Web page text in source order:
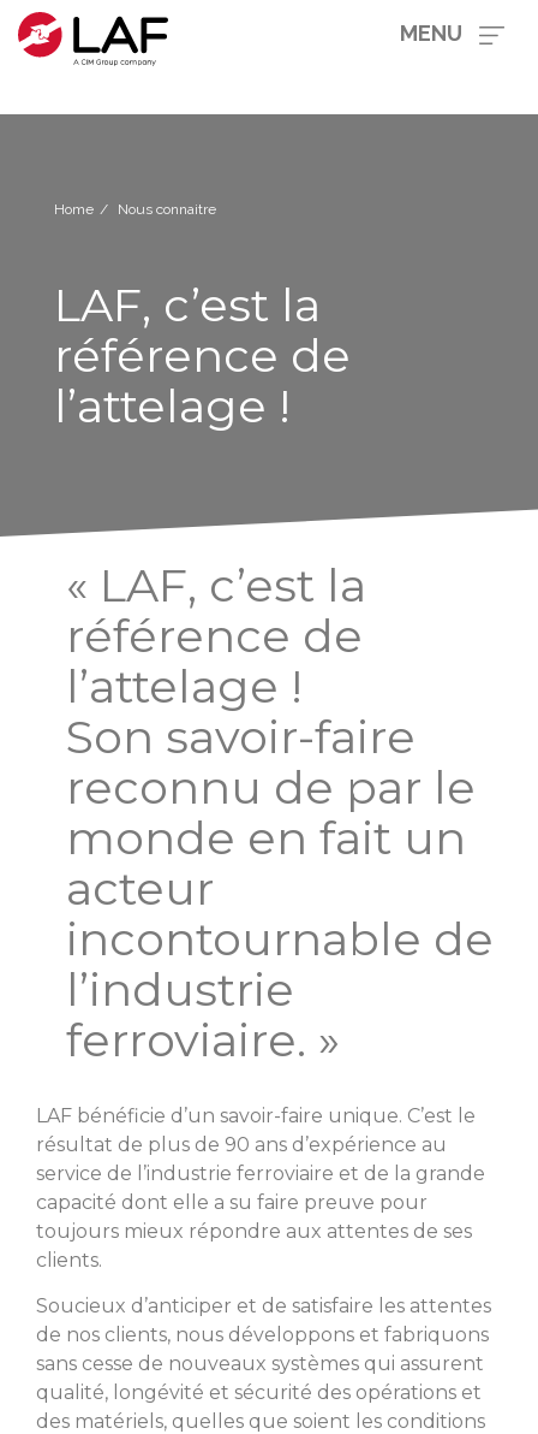
MENU
Home Nous connaitre
LAF, c’est la
référence de
l’attelage !
« LAF, c’est la
référence de
l’attelage !
Son savoir-faire
reconnu de par le
monde en fait un
acteur
incontournable de
l’industrie
ferroviaire. »
LAF bénéficie d’un savoir-faire unique. C’est le
résultat de plus de 90 ans d’expérience au
service de l’industrie ferroviaire et de la grande
capacité dont elle a su faire preuve pour
toujours mieux répondre aux attentes de ses
clients.
Soucieux d’anticiper et de satisfaire les attentes
de nos clients, nous développons et fabriquons
sans cesse de nouveaux systèmes qui assurent
qualité, longévité et sécurité des opérations et
des matériels, quelles que soient les conditions